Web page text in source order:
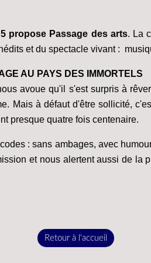
5 propose Passage des arts. La
et du spectacle vivant :
AU PAYS DES IMMORTELS
avoue qu'il s'est surpris à
Mais à défaut d'être sollicité,
presque quatre fois centenaire.
: sans ambages, avec
et nous alertent aussi de la
Retour à l'accueil